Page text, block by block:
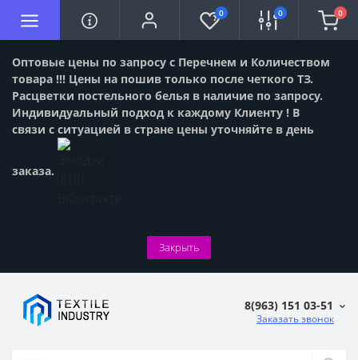
Оптовые цены по запросу с Перечнем и Количеством
товара !!! Цены на пошив только после четкого ТЗ.
Расцветки постельного белья в наличие по запросу.
Индивидуальный подход к каждому Клиенту ! В
связи с ситуацией в стране цены уточняйте в день
заказа.
Закрыть
0 0 0
8(963) 151 03-51
Заказать звонок